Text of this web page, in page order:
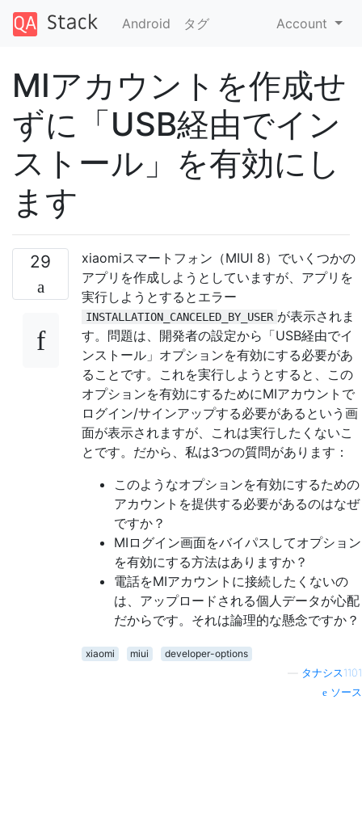
Android タグ Account
MIアカウントを作成せ
ずに「USB経由でイン
ストール」を有効にし
ます
29
xiaomiスマートフォン（MIUI 8）でいくつかの
アプリを作成しようとしていますが、アプリを
実行しようとするとエラー
INSTALLATION_CANCELED_BY_USER が表示されま
す。問題は、開発者の設定から「USB経由でイ
ンストール」オプションを有効にする必要があ
ることです。これを実行しようとすると、この
オプションを有効にするためにMIアカウントで
ログイン/サインアップする必要があるという画
面が表示されますが、これは実行したくないこ
とです。だから、私は3つの質問があります：
このようなオプションを有効にするための
アカウントを提供する必要があるのはなぜ
ですか？
MIログイン画面をバイパスしてオプション
を有効にする方法はありますか？
電話をMIアカウントに接続したくないの
は、アップロードされる個人データが心配
だからです。それは論理的な懸念ですか？
xiaomi miui
developer-options
タナシス1101
ソース